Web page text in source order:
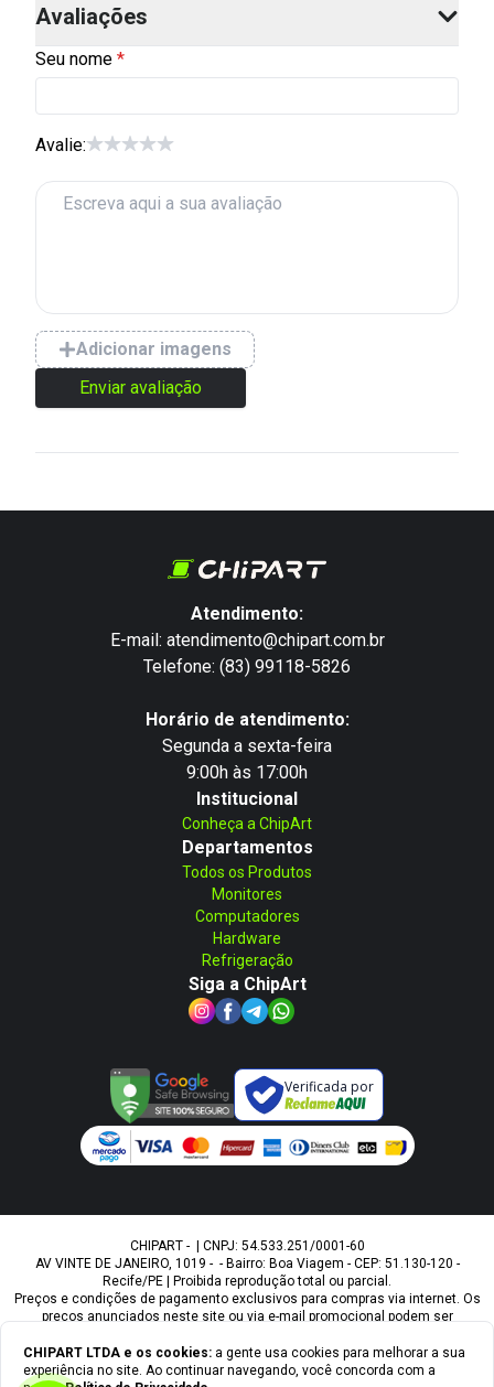
Avaliações
Seu nome
Avalie:
Adicionar imagens
Enviar avaliação
CHIPART LTDA e os cookies: a gente usa cookies para melhorar a sua
experiência no site. Ao continuar navegando, você concorda com a
Atendimento:
E-mail: atendimento@chipart.com.br
Telefone: (83) 99118-5826
Horário de atendimento:
Segunda a sexta-feira
9:00h às 17:00h
Institucional
Conheça a ChipArt
Departamentos
Todos os Produtos
Monitores
Computadores
Hardware
Refrigeração
Siga a ChipArt
Verificada por
CHIPART - | CNPJ: 54.533.251/0001-60
AV VINTE DE JANEIRO, 1019 - - Bairro: Boa Viagem - CEP: 51.130-120 -
Recife/PE | Proibida reprodução total ou parcial.
Preços e condições de pagamento exclusivos para compras via internet. Os
preços anunciados neste site ou via e-mail promocional podem ser
descritivos. As fotos contidas nesta página são meramente ilustrativas do
produto e podem variar de acordo com o fornecedor/lote do fabricante.